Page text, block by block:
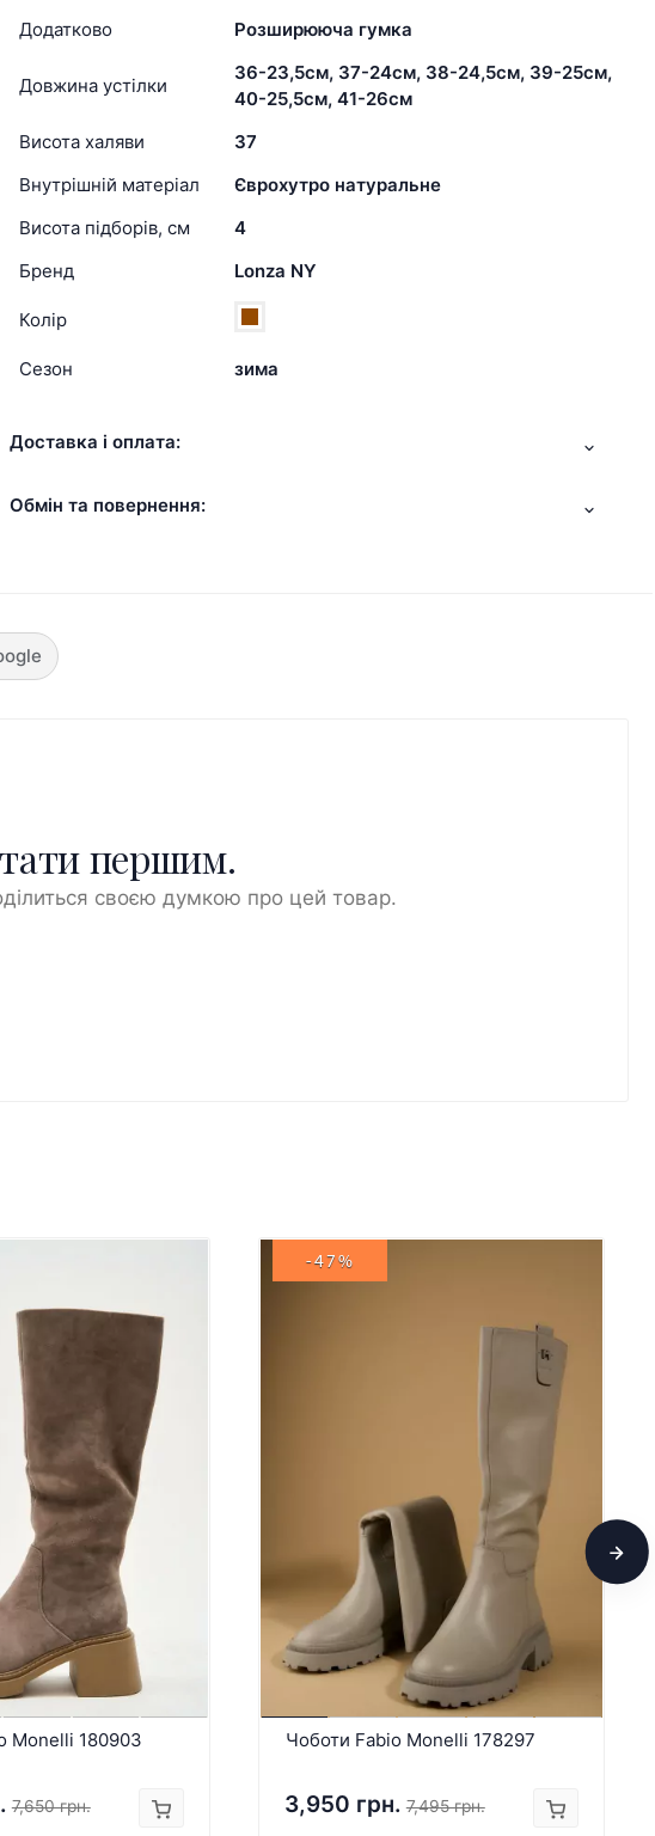
Додатково
Розширююча гумка
Довжина устілки
36-23,5см, 37-24см, 38-24,5см, 39-25см,
40-25,5см, 41-26см
Висота халяви
37
Внутрішній матеріал
Єврохутро натуральне
Висота підборів, см
4
Бренд
Lonza NY
Колір
Сезон зима
Доставка і оплата:
Обмін та повернення:
першим.
своєю думкою про цей товар.
Monelli 180903
7,650 грн.
-47%
Чоботи Fabio Monelli 178297
3,950 грн. 7,495 грн.